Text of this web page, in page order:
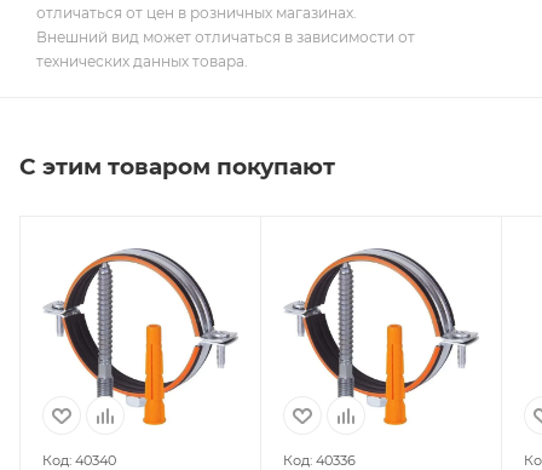
отличаться от цен в розничных магазинах.
Внешний вид может отличаться в зависимости от
технических данных товара.
С этим товаром покупают
Код: 40340
Код: 40336